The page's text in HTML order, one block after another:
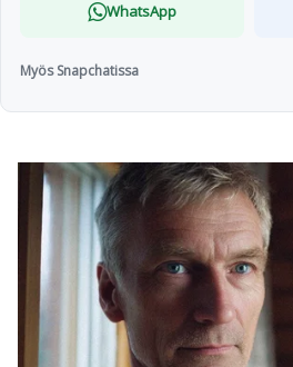
WhatsApp
Myös Snapchatissa